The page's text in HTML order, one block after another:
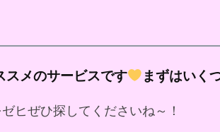
メのサービスです まずはいく
ゼヒぜひ探してくださいね～！